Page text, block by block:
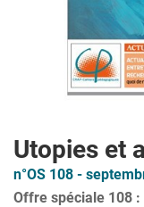
Utopies et
n°OS 108 -
Offre spéciale 108 :